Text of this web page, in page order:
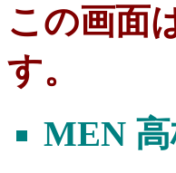
この画面
す。
MEN